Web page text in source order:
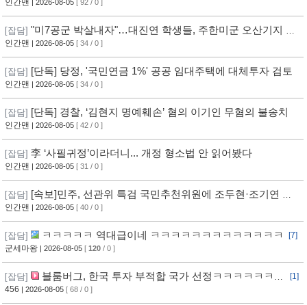
선언
인간맨 | 2026-08-05 [ 92 / 0 ]
[잡담] "미7공군 박살내자"…대진연 학생들, 주한미군 오산기지 무
단침입 [영상]
인간맨 | 2026-08-05 [ 34 / 0 ]
[잡담] [단독] 당정, '국민연금 1%' 공공 임대주택에 대체투자 검토
인간맨 | 2026-08-05 [ 34 / 0 ]
[잡담] [단독] 경찰, ‘김현지 명예훼손’ 혐의 이기인 무혐의 불송치
인간맨 | 2026-08-05 [ 42 / 0 ]
[잡담] 李 ‘사필귀정’이라더니... 개정 형소법 안 읽어봤다
인간맨 | 2026-08-05 [ 31 / 0 ]
[잡담] [속보]민주, 선관위 특검 국민추천위원에 조두현·조기연 변
호사, 하상응 교수 추천
인간맨 | 2026-08-05 [ 40 / 0 ]
[잡담] ㅋㅋㅋㅋㅋ 역대급이네 ㅋㅋㅋㅋㅋㅋㅋㅋㅋㅋㅋㅋㅋ
[7]
군세마왕 | 2026-08-05 [ 120 / 0 ]
[잡담]
블룸버그, 한국 투자 부적합 국가 선정ㅋㅋㅋㅋㅋㅋㅋ
ㅋㅋㅋ
[1]
456 | 2026-08-05 [ 68 / 0 ]